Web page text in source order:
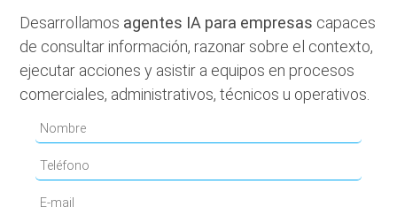
Desarrollamos agentes IA para empresas capaces
de consultar información, razonar sobre el contexto,
ejecutar acciones y asistir a equipos en procesos
comerciales, administrativos, técnicos u operativos.